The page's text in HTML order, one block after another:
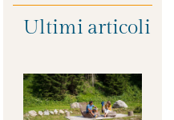
Ultimi articoli